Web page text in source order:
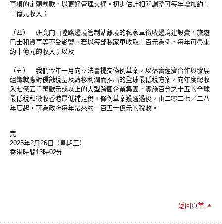
事項的定額罰款，以更好管理交通。初步估計相關調整可每年增加約二
十億元收入；
（四） 研究向由陸路邊境管制站離境的私家車徵收邊境建設費，旅遊
巴士和貨車等不受影響。若以每部私家車收取二百元為例，每年可帶來
約十億元的收入；以及
（五） 我們今年一月向立法會提交條例草案，以落實經濟合作與發展
組織就應對侵蝕稅基及轉移利潤而推出的全球最低稅方案，向年度總收
入七億五千萬歐元或以上的大型跨國企業集團，實施百分之十五的全球
最低稅和徵收香港最低補足稅。條例草案獲通過後，由二零二七／二八
年度起，可為政府每年帶來約一百五十億元的稅收。
完
2025年2月26日（星期三）
香港時間13時02分
返回頁首